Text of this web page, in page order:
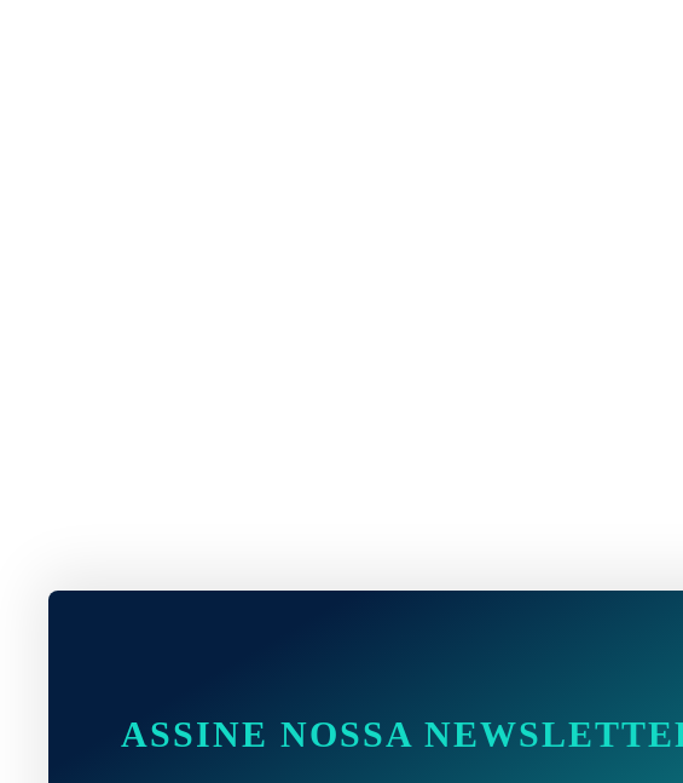
ASSINE NOSSA